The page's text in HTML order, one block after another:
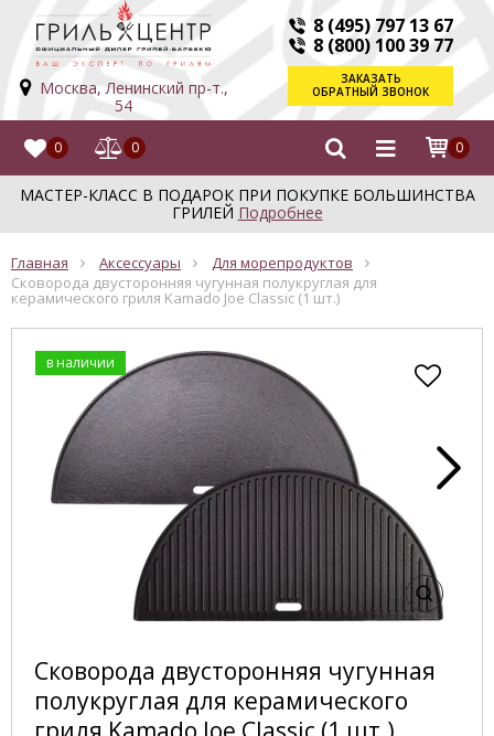
Москва, Ленинский пр-т.,
54
8 (495) 797 13 67
8 (800) 100 39 77
ЗАКАЗАТЬ
ОБРАТНЫЙ ЗВОНОК
0 0 0
МАСТЕР-КЛАСС В ПОДАРОК ПРИ ПОКУПКЕ БОЛЬШИНСТВА
ГРИЛЕЙ Подробнее
Главная Аксессуары
Для морепродуктов
Сковорода двусторонняя чугунная полукруглая для
керамического гриля Kamado Joe Classic (1 шт.)
в наличии
Сковорода двусторонняя чугунная
полукруглая для керамического